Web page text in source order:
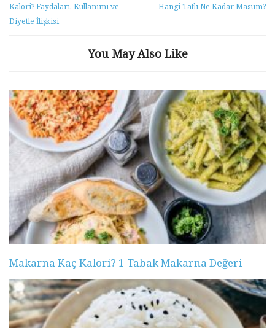
Kalori? Faydaları, Kullanımı ve
Diyetle İlişkisi
Hangi Tatlı Ne Kadar Masum?
You May Also Like
Makarna Kaç Kalori? 1 Tabak Makarna Değeri